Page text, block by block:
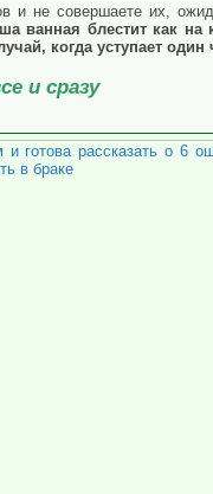
и не совершаете их,
ванная блестит как
когда уступает один
и сразу